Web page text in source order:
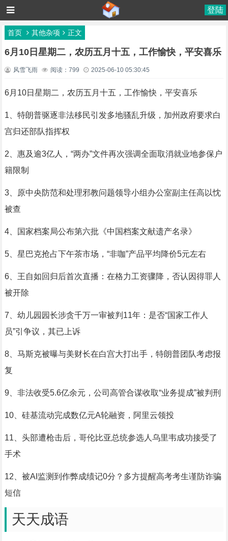
登陆
首页 其他杂项 正文
6月10日星期二，农历五月十五，工作愉快，平安喜乐
风雪飞雨 阅读：799 2025-06-10 05:30:45
6月10日星期二，农历五月十五，工作愉快，平安喜乐
1、特朗普驱逐非法移民引发多地骚乱升级，加州政府要求白
宫归还部队指挥权
2、惠及逾3亿人，“两办”文件再次强调全面取消就业地参保户
籍限制
3、原中央防范和处理邪教问题领导小组办公室副主任高以忱
被查
4、国家档案局公布第六批《中国档案文献遗产名录》
5、星巴克抢占下午茶市场，“非咖”产品平均降价5元左右
6、王自如回归后首次直播：在格力工资骤降，否认因得罪人
被开除
7、幼儿园园长涉贪千万一审被判11年：是否“国家工作人
员”引争议，其已上诉
8、马斯克被曝与美财长在白宫大打出手，特朗普团队考虑报
复
9、非法收受5.6亿余元，公司高管合谋收取“业务提成”被判刑
10、硅基流动完成数亿元A轮融资，阿里云领投
11、头部遭枪击后，哥伦比亚总统参选人乌里韦成功接受了
手术
12、被AI监测到作弊成绩记0分？多方提醒高考考生谨防诈骗
短信
天天成语